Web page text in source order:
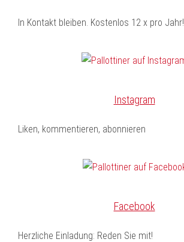
In Kontakt bleiben. Kostenlos 12 x pro Jahr!
Instagram
Liken, kommentieren, abonnieren
Facebook
Herzliche Einladung: Reden Sie mit!